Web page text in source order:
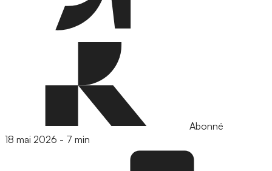
Abonné
18 mai 2026 - 7 min